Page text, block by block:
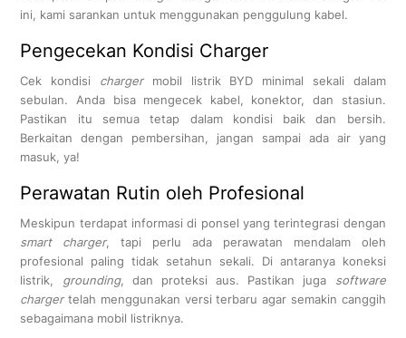
ini, kami sarankan untuk menggunakan penggulung kabel.
Pengecekan Kondisi Charger
Cek kondisi chargermobil listrik BYD minimal sekali dalam
sebulan. Anda bisa mengecek kabel, konektor, dan stasiun.
Pastikan itu semua tetap dalam kondisi baik dan bersih.
Berkaitan dengan pembersihan, jangan sampai ada air yang
masuk, ya!
Perawatan Rutin oleh Profesional
Meskipun terdapat informasi di ponsel yang terintegrasi dengan
smart charger, tapi perlu ada perawatan mendalam oleh
profesional paling tidak setahun sekali. Di antaranya koneksi
listrik, grounding, dan proteksi aus. Pastikan juga software
chargertelah menggunakan versi terbaru agar semakin canggih
sebagaimana mobil listriknya.